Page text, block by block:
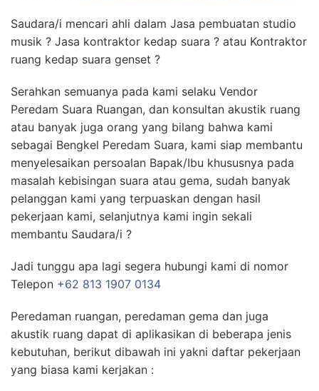
Saudara/i mencari ahli dalam Jasa pembuatan studio
musik ? Jasa kontraktor kedap suara ? atau Kontraktor
ruang kedap suara genset ?
Serahkan semuanya pada kami selaku Vendor
Peredam Suara Ruangan, dan konsultan akustik ruang
atau banyak juga orang yang bilang bahwa kami
sebagai Bengkel Peredam Suara, kami siap membantu
menyelesaikan persoalan Bapak/Ibu khususnya pada
masalah kebisingan suara atau gema, sudah banyak
pelanggan kami yang terpuaskan dengan hasil
pekerjaan kami, selanjutnya kami ingin sekali
membantu Saudara/i ?
Jadi tunggu apa lagi segera hubungi kami di nomor
Telepon +62 813 1907 0134
Peredaman ruangan, peredaman gema dan juga
akustik ruang dapat di aplikasikan di beberapa jenis
kebutuhan, berikut dibawah ini yakni daftar pekerjaan
yang biasa kami kerjakan :